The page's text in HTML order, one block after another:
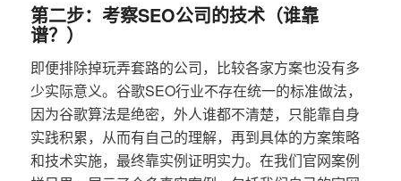
第二步：考察SEO公司的技术（谁靠
谱？）
即便排除掉玩弄套路的公司，比较各家方案也没有多
少实际意义。谷歌SEO行业不存在统一的标准做法，
因为谷歌算法是绝密，外人谁都不清楚，只能靠自身
实践积累，从而有自己的理解，再到具体的方案策略
和技术实施，最终靠实例证明实力。在我们官网案例